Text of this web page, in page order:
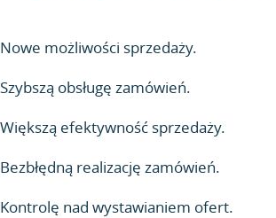
Nowe możliwości sprzedaży.
Szybszą obsługę zamówień.
Większą efektywność sprzedaży.
Bezbłędną realizację zamówień.
Kontrolę nad wystawianiem ofert.